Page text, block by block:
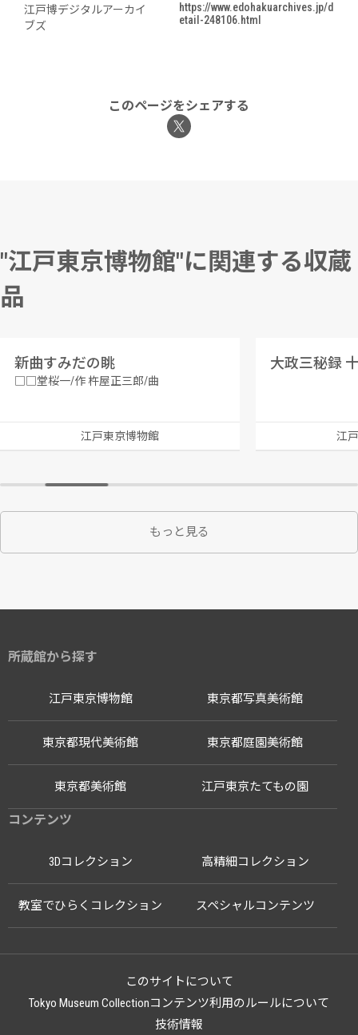
江戸博デジタルアーカイ
ブズ
https://www.edohakuarchives.jp/d
etail-248106.html
このページをシェアする
"江戸東京博物館"に関連する収蔵
品
新曲すみだの眺
□□堂桜一/作 杵屋正三郎/曲
江戸東京博物館
大政三秘録
江
もっと見る
所蔵館から探す
江戸東京博物館
江戸東京たてもの園
東京都写真美術館
東京都現代美術館 東京都庭園美術館
東京都美術館
コンテンツ
3Dコレクション 高精細コレクション
教室でひらくコレクション スペシャルコンテンツ
このサイトについて
Tokyo Museum Collectionコンテンツ利用のルールについて
技術情報